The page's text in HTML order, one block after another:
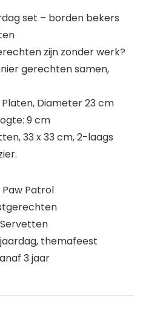
set – borden bekers
zijn zonder werk?
gerechten samen,
Diameter 23 cm
9 cm
33 x 33 cm, 2-laags
Patrol
Servetten
themafeest
3 jaar